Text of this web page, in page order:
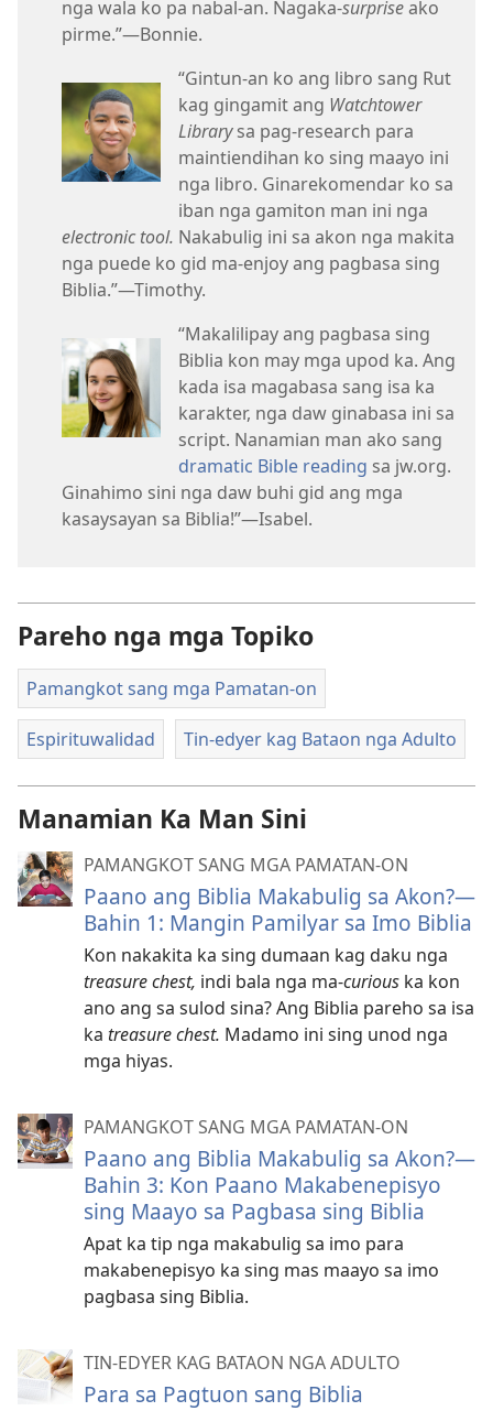
nga wala ko pa nabal-an. Nagaka-surpriseako
pirme.”—Bonnie.
“Gintun-an ko ang libro sang Rut
kag gingamit ang Watchtower
Librarysa pag-research para
maintiendihan ko sing maayo ini
nga libro. Ginarekomendar ko sa
iban nga gamiton man ini nga
electronic tool. Nakabulig ini sa akon nga makita
nga puede ko gid ma-enjoy ang pagbasa sing
Biblia.”—Timothy.
“Makalilipay ang pagbasa sing
Biblia kon may mga upod ka. Ang
kada isa magabasa sang isa ka
karakter, nga daw ginabasa ini sa
script. Nanamian man ako sang
dramatic Bible reading sa jw.org.
Ginahimo sini nga daw buhi gid ang mga
kasaysayan sa Biblia!”—Isabel.
Pareho nga mga Topiko
Pamangkot sang mga Pamatan-on
Espirituwalidad Tin-edyer kag Bataon nga Adulto
Manamian Ka Man Sini
PAMANGKOT SANG MGA PAMATAN-ON
Paano ang Biblia Makabulig sa Akon?—
Bahin 1: Mangin Pamilyar sa Imo Biblia
Kon nakakita ka sing dumaan kag daku nga
treasure chest, indi bala nga ma-curious ka kon
ano ang sa sulod sina? Ang Biblia pareho sa isa
ka treasure chest. Madamo ini sing unod nga
mga hiyas.
PAMANGKOT SANG MGA PAMATAN-ON
Paano ang Biblia Makabulig sa Akon?—
Bahin 3: Kon Paano Makabenepisyo
sing Maayo sa Pagbasa sing Biblia
Apat ka tip nga makabulig sa imo para
makabenepisyo ka sing mas maayo sa imo
pagbasa sing Biblia.
TIN-EDYER KAG BATAON NGA ADULTO
Para sa Pagtuon sang Biblia